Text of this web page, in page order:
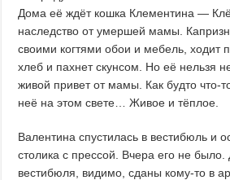
Дома её ждёт кошка Клементина —
наследство от умершей мамы.
своими когтями обои и мебель, ходит
хлеб и пахнет скунсом. Но её нельзя
живой привет от мамы. Как будто что-
неё на этом свете… Живое и тёплое.
Валентина спустилась в вестибюль и
столика с прессой. Вчера его не было.
вестибюля, видимо, сданы кому-то в